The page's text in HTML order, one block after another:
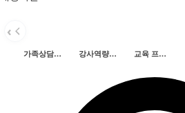
가족상담 및 치료 강사역량개발 교육 프로그램개발